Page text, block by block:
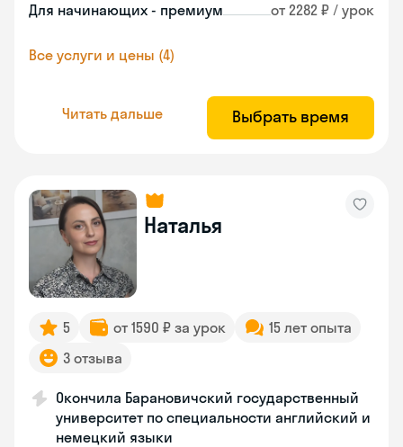
Для начинающих - премиум от 2282 ₽ / урок
Все услуги и цены (4)
Читать дальше Выбрать время
Наталья
5 от 1590 ₽ за урок
15 лет опыта
3 отзыва
Окончила Барановичский государственный
университет по специальности английский и
немецкий языки